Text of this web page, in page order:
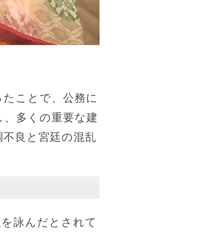
ことで、公務に
多くの重要な建
良と宮廷の混乱
詠んだとされて